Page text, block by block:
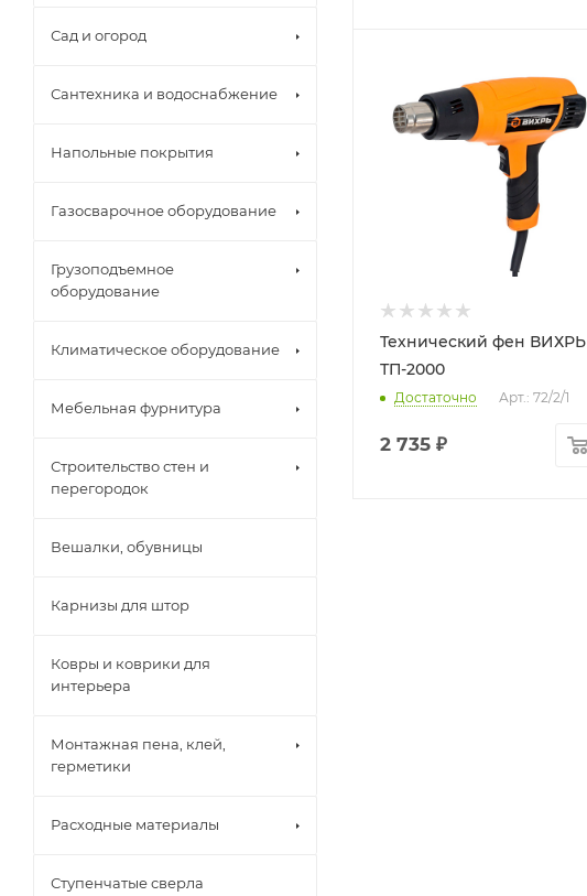
Технический фен ВИХРЬ
ТП-2000
Достаточно Арт.: 72/2/1
2 735 ₽
Сад и огород
Сантехника и водоснабжение
Напольные покрытия
Газосварочное оборудование
Грузоподъемное
оборудование
Климатическое оборудование
Мебельная фурнитура
Строительство стен и
перегородок
Вешалки, обувницы
Карнизы для штор
Ковры и коврики для
интерьера
Монтажная пена, клей,
герметики
Расходные материалы
Ступенчатые сверла